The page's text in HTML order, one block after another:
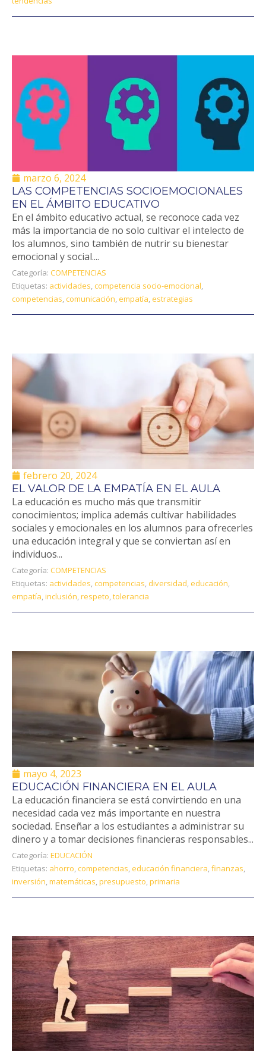
marzo 6, 2024
LAS COMPETENCIAS SOCIOEMOCIONALES
EN EL ÁMBITO EDUCATIVO
En el ámbito educativo actual, se reconoce cada vez
más la importancia de no solo cultivar el intelecto de
los alumnos, sino también de nutrir su bienestar
emocional y social....
Categoría: COMPETENCIAS
Etiquetas: actividades,competencia socio-emocional,
competencias,comunicación,empatía,estrategias
febrero 20, 2024
EL VALOR DE LA EMPATÍA EN EL AULA
La educación es mucho más que transmitir
conocimientos; implica además cultivar habilidades
sociales y emocionales en los alumnos para ofrecerles
una educación integral y que se conviertan así en
individuos...
Categoría: COMPETENCIAS
Etiquetas: actividades,competencias, diversidad,educación,
empatía,inclusión,respeto,tolerancia
mayo 4, 2023
EDUCACIÓN FINANCIERA EN EL AULA
La educación financiera se está convirtiendo en una
necesidad cada vez más importante en nuestra
sociedad. Enseñar a los estudiantes a administrar su
dinero y a tomar decisiones financieras responsables...
Categoría: EDUCACIÓN
Etiquetas: ahorro,competencias,educación financiera,finanzas,
inversión,matemáticas,presupuesto,primaria